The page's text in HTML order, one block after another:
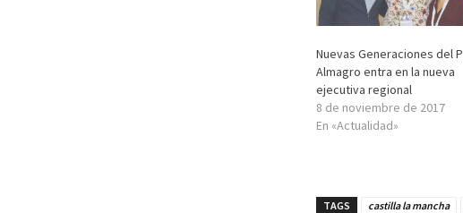
Nuevas Generaciones del
Almagro entra en la nueva
ejecutiva regional
8 de noviembre de 2017
En «Actualidad»
TAGS castilla la mancha